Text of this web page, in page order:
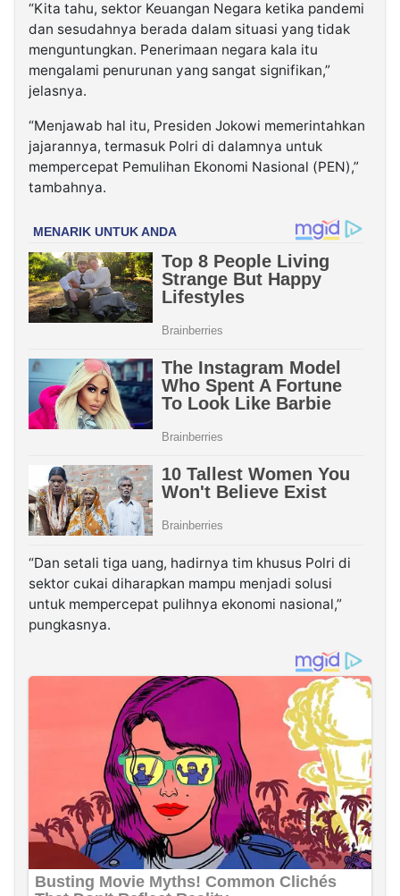
“Kita tahu, sektor Keuangan Negara ketika pandemi
dan sesudahnya berada dalam situasi yang tidak
menguntungkan. Penerimaan negara kala itu
mengalami penurunan yang sangat signifikan,”
jelasnya.
“Menjawab hal itu, Presiden Jokowi memerintahkan
jajarannya, termasuk Polri di dalamnya untuk
mempercepat Pemulihan Ekonomi Nasional (PEN),”
tambahnya.
“Dan setali tiga uang, hadirnya tim khusus Polri di
sektor cukai diharapkan mampu menjadi solusi
untuk mempercepat pulihnya ekonomi nasional,”
pungkasnya.